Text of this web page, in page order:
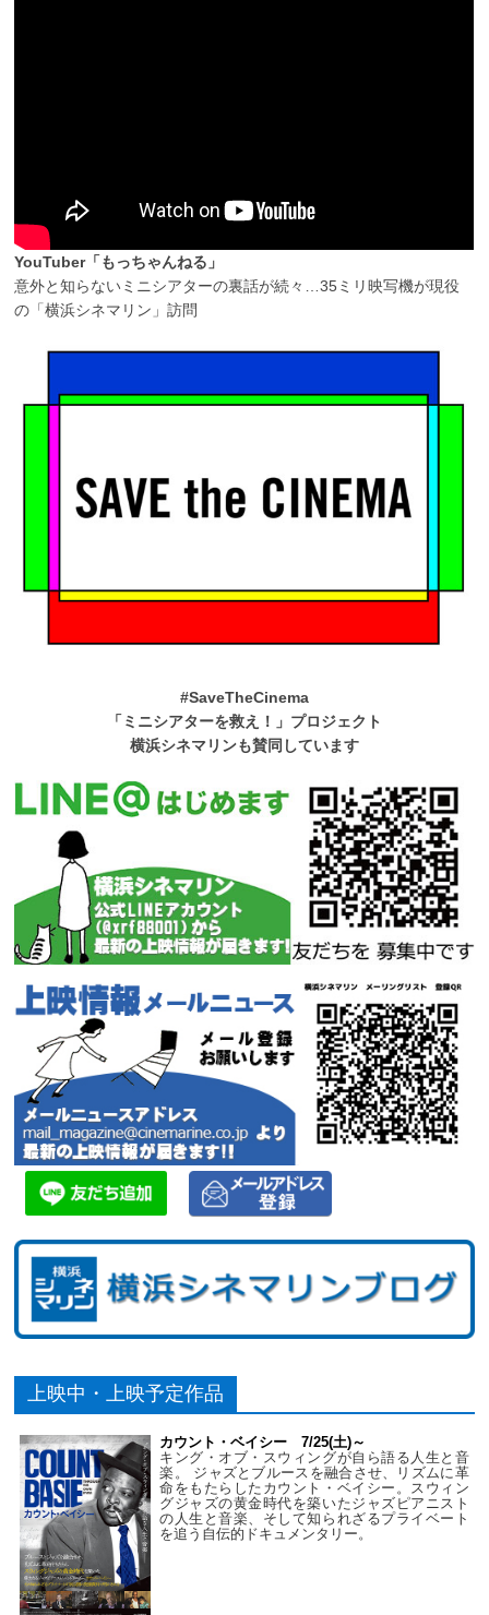
YouTuber「もっちゃんねる」
意外と知らないミニシアターの裏話が続々…35ミリ映写機が現役
の「横浜シネマリン」訪問
#SaveTheCinema
「ミニシアターを救え！」プロジェクト
横浜シネマリンも賛同しています
上映中・上映予定作品
カウント・ベイシー 7/25(土)～
キング・オブ・スウィングが自ら語る人生と音
楽。 ジャズとブルースを融合させ、リズムに革
命をもたらしたカウント・ベイシー。スウィン
グジャズの黄金時代を築いたジャズピアニスト
の人生と音楽、そして知られざるプライベート
を追う自伝的ドキュメンタリー。